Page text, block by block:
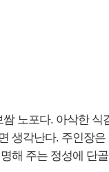
노포다. 아삭한
생각난다. 주인장
해 주는 정성에 단